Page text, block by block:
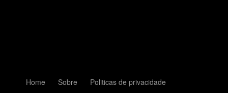
Home Sobre Politicas de privacidade